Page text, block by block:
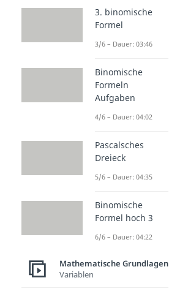
3. binomische
Formel
3/6 – Dauer: 03:46
Binomische
Formeln
Aufgaben
4/6 – Dauer: 04:02
Pascalsches
Dreieck
5/6 – Dauer: 04:35
Binomische
Formel hoch 3
6/6 – Dauer: 04:22
Mathematische Grundlagen
Variablen